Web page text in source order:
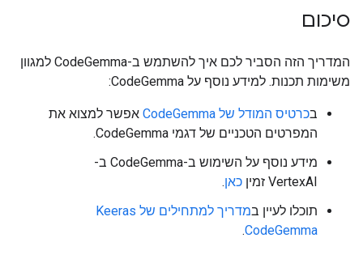
<end_of_turn>
<start_of_turn>model
Yes, the code is vulnerable to a memory access
**Reasoning:**
* The code allocates memory for `WidgetList`
* However, the loop iterates from `0` to
* This means that accessing
**Example of Memory Access Error:**
סיכום
המדריך הזה הסביר לכם איך להשתמש ב-CodeGemma למגוון
משימות תכנות. למידע נוסף על CodeGemma:
בכרטיס המודל של CodeGemma
אפשר למצוא את
המפרטים הטכניים של דגמי CodeGemma.
מידע נוסף על השימוש ב-CodeGemma ב-
VertexAI זמין
כאן.
תוכלו לעיין ב
מדריך למתחילים של Keeras
CodeGemma
.